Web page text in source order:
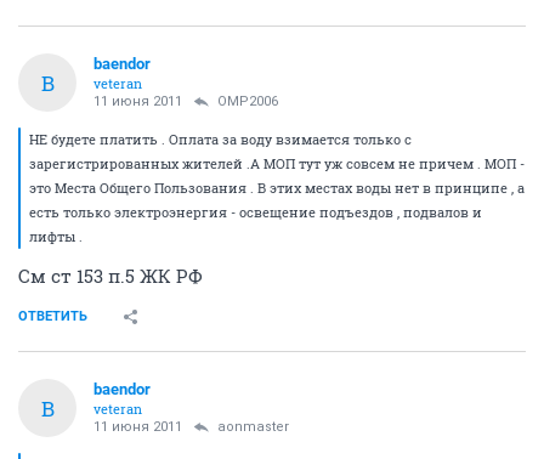
B
baendor
veteran
11 июня 2011 OMP2006
НЕ будете платить . Оплата за воду взимается только с
зарегистрированных жителей .А МОП тут уж совсем не причем . МОП -
это Места Общего Пользования . В этих местах воды нет в принципе , а
есть только электроэнергия - освещение подъездов , подвалов и
лифты .
См ст 153 п.5 ЖК РФ
ОТВЕТИТЬ
B
baendor
veteran
11 июня 2011 aonmaster